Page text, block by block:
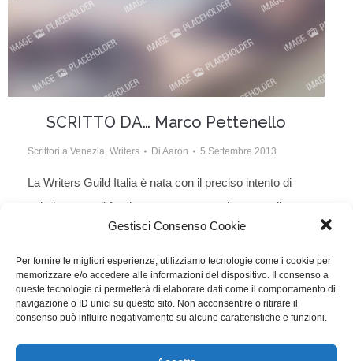
Gestisci Consenso Cookie
Per fornire le migliori esperienze, utilizziamo tecnologie come i cookie per
memorizzare e/o accedere alle informazioni del dispositivo. Il consenso a
queste tecnologie ci permetterà di elaborare dati come il comportamento di
navigazione o ID unici su questo sito. Non acconsentire o ritirare il
consenso può influire negativamente su alcune caratteristiche e funzioni.
SCRITTO DA… Marco Pettenello
Scrittori a Venezia, Writers Di Aaron 5 Settembre 2013
La Writers Guild Italia è nata con il preciso intento di
valorizzare e di far rispettare, sotto ogni aspetto, il
lavoro professionale degli sceneggiatori e quindi
SCRITTO DA, sotto l’egida di WRITTEN BY, la
prestigiosa rivista della WGAw, raccoglie e diffonde la
voce degli sceneggiatori italiani, per tentare…